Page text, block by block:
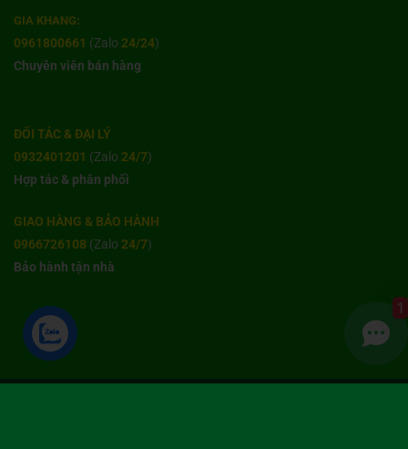
GIA KHANG:
0961800661 (Zalo 24/24)
Chuyên viên bán hàng
ĐỐI TÁC & ĐẠI LÝ
0932401201 (Zalo 24/7)
Hợp tác & phân phối
GIAO HÀNG & BẢO HÀNH
0966726108 (Zalo 24/7)
Bảo hành tận nhà
1